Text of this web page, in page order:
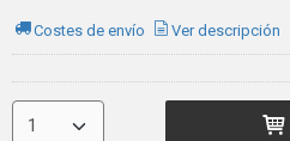
Costes de envío Ver descripción